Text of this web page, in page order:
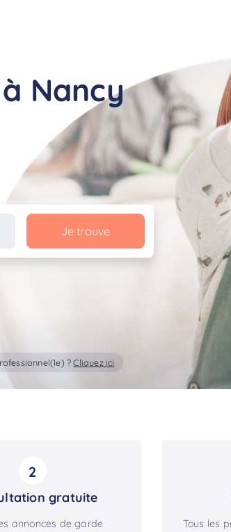
Nancy
Je trouve
?Cliquez ici
2
gratuite
annonces de garde
Tous les